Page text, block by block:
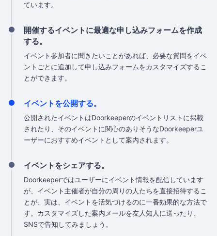
ています。
開催するイベントに最適な申し込みフォームを作成
する。
イベント参加者に聞きたいことがあれば、必要な質問をイベ
ントごとに追加して申し込みフォームをカスタマイズするこ
とができます。
イベントを公開する。
公開されたイベントはDoorkeeperのイベントリストに掲載
されたり、そのイベントに関心のありそうなDoorkeeperユ
ーザーにおすすめイベントとして案内されます。
イベントをシェアする。
Doorkeeperではユーザーにイベント情報を配信しています
が、イベント主催者が自分の周りの人たちを直接招待するこ
とが、実は、イベントを活気づけるのに一番効果的な方法で
す。カスタマイズした案内メールを友人知人に送ったり、
SNSで告知してみましょう。